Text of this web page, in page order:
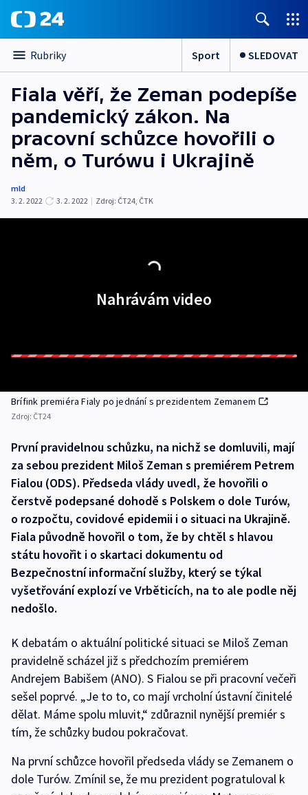
Rubriky Sport SLEDOVAT
Fiala věří, že Zeman podepíše
pandemický zákon. Na
pracovní schůzce hovořili o
něm, o Turówu i Ukrajině
mld
3. 2. 2022
3. 2. 2022 | Zdroj: ČT24, ČTK
Nahrávám video
Brífink premiéra Fialy po jednání s prezidentem Zemanem
Zdroj: ČT24
První pravidelnou schůzku, na nichž se domluvili, mají
za sebou prezident Miloš Zeman s premiérem Petrem
Fialou (ODS). Předseda vlády uvedl, že hovořili o
čerstvě podepsané dohodě s Polskem o dole Turów,
o rozpočtu, covidové epidemii i o situaci na Ukrajině.
Fiala původně hovořil o tom, že by chtěl s hlavou
státu hovořit i o skartaci dokumentu od
Bezpečnostní informační služby, který se týkal
vyšetřování explozí ve Vrběticích, na to ale podle něj
nedošlo.
K debatám o aktuální politické situaci se Miloš Zeman
pravidelně scházel již s předchozím premiérem
Andrejem Babišem (ANO). S Fialou se při pracovní večeři
sešel poprvé. „Je to to, co mají vrcholní ústavní činitelé
dělat. Máme spolu mluvit,“ zdůraznil nynější premiér s
tím, že schůzky budou pokračovat.
Na první schůzce hovořil předseda vlády se Zemanem o
dole Turów. Zmínil se, že mu prezident pogratuloval k